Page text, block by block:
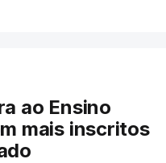
ao Ensino
mais inscritos